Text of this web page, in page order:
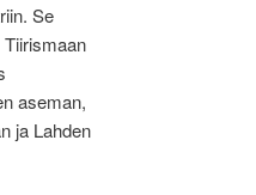
Se
aseman,
ja Lahden